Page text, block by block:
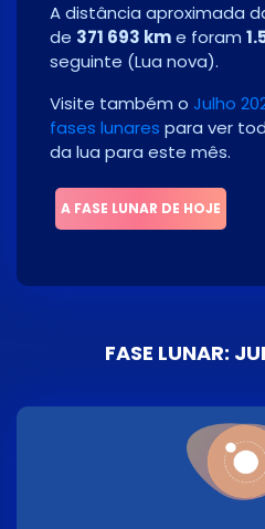
A distância aproximada
de 371 693 kme foram
seguinte (Lua nova).
Visite também o Julho
fases lunares para ver
da lua para este mês.
A FASE LUNAR DE HOJE
FASE LUNAR: